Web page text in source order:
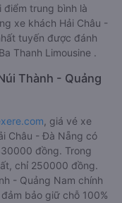
trung bình là
xe khách Hải Châu -
tuyến được đánh
Thanh Limousine .
Thành - Quảng
, giá vé xe
Châu - Đà Nẵng có
đồng. Trong
chỉ 250000 đồng.
- Quảng Nam chính
bảo giữ chỗ 100%